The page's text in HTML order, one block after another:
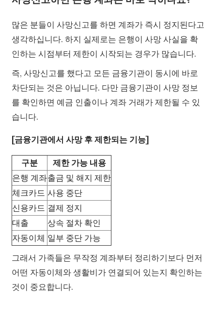
많은 분들이 사망신고를 하면 계좌가 즉시 정지된다고
생각하십니다. 하지 실제로는 은행이 사망 사실을 확
인하는 시점부터 제한이 시작되는 경우가 많습니다.
즉, 사망신고를 했다고 모든 금융기관이 동시에 바로
차단되는 것은 아닙니다. 다만 금융기관이 사망 정보
를 확인하면 예금 인출이나 계좌 거래가 제한될 수 있
습니다.
[금융기관에서 사망 후 제한되는 기능]
구분
제한 가능 내용
은행 계좌출금 및 해지 제한
체크카드 사용 중단
신용카드 결제 정지
대출
상속 절차 확인
자동이체 일부 중단 가능
그래서 가족들은 무작정 계좌부터 정리하기보다 먼저
어떤 자동이체와 생활비가 연결되어 있는지 확인하는
것이 중요합니다.